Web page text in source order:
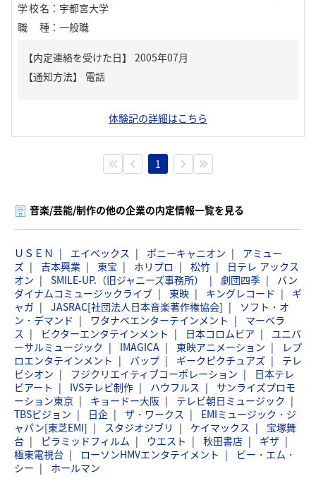
学校名 ： 宇都宮大学
職種 ： 一般職
【内定連絡を受けた日】
2005年07月
【通知方法】
電話
体験記の詳細はこちら
1
音楽/芸能/制作の他の企業の内定情報一覧を見る
ＵＳＥＮ エイベックス ポニーキャニオン
アミュー
ズ
吉本興業 東宝 ホリプロ 松竹
日テレ アックス
オン
SMILE-UP.（旧ジャニーズ事務所） 劇団四季
バン
ダイナムコミュージックライブ
東映 キングレコード
ギ
ャガ
JASRAC[社団法人日本音楽著作権協会]
ソフト・オ
ン・デマンド
ワタナベエンターテインメント
マーベラ
ス
ビクターエンタテインメント 日本コロムビア
ユニバ
ーサルミュージック
IMAGICA 東映アニメーション
レプ
ロエンタテインメント
バップ ギークピクチュアズ
テレ
ビシオン
フジクリエイティブコーポレーション
日本テレ
ビアート
IVSテレビ制作 ハウフルス
サンライズプロモ
ーション東京
キョードー大阪
テレビ朝日ミュージック
TBSビジョン
日企 ザ・ワークス
EMIミュージック・ジ
ャパン[東芝EMI]
スタジオジブリ ケイマックス
宝塚舞
台
ピラミッドフィルム ウエスト 秋田書店
ギザ
極東電視台
ローソンHMVエンタテイメント
ビー・エム・
シー
ホールマン